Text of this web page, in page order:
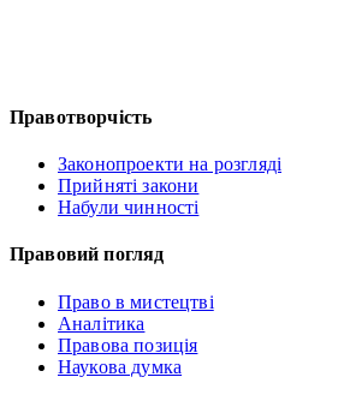
Правотворчість
Законопроекти на розгляді
Прийняті закони
Набули чинності
Правовий погляд
Право в мистецтві
Аналітика
Правова позиція
Наукова думка